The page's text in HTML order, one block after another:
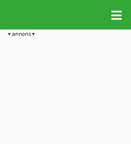
annons